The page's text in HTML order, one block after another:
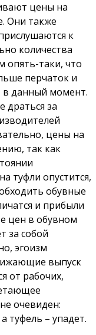
цены на
Они также
к
количества
опять-таки, что
перчаток и
в данный момент.
драться за
цены на
так как
туфли опустится,
обувные
и прибыли
цен в обувном
за собой
эгоизм
выпуск
от рабочих,
очевиден:
туфель – упадет.